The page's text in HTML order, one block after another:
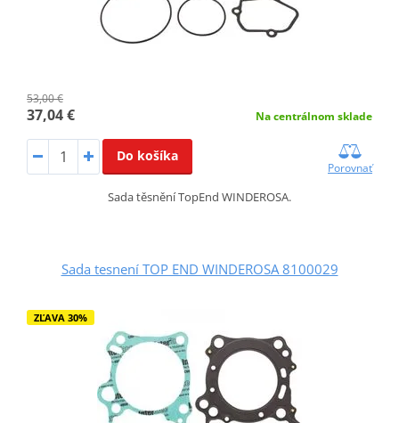
53,00 €
37,04 € Na centrálnom sklade
Do košíka
Porovnať
Sada těsnění TopEnd WINDEROSA.
Sada tesnení TOP END WINDEROSA 8100029
ZĽAVA 30%